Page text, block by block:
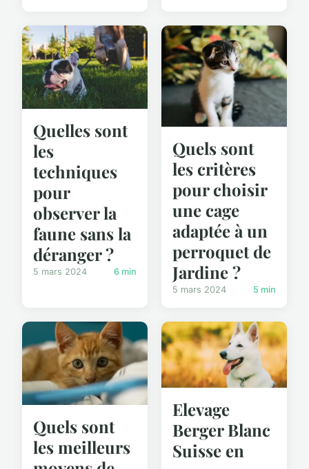
Quelles sont
les
techniques
pour
observer la
faune sans la
déranger ?
5 mars 2024 6 min
Quels sont
les critères
pour choisir
une cage
adaptée à un
perroquet de
Jardine ?
5 mars 2024 5 min
Quels sont
les meilleurs
Elevage
Berger Blanc
Suisse en